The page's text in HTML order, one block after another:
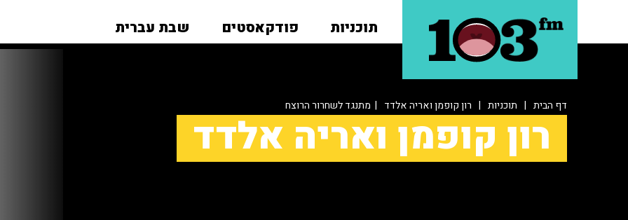
תוכניות פודקאסטים שבת עברית
דף הבית | תוכניות | רון קופמן ואריה אלדד | מתנגד לשחרור הרוצח
רון קופמן ואריה אלדד